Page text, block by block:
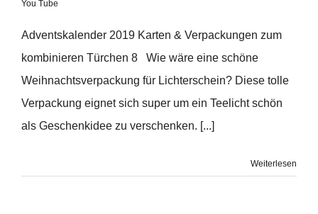
You Tube
Adventskalender 2019 Karten & Verpackungen zum
kombinieren Türchen 8 Wie wäre eine schöne
Weihnachtsverpackung für Lichterschein? Diese tolle
Verpackung eignet sich super um ein Teelicht schön
als Geschenkidee zu verschenken. [...]
Weiterlesen